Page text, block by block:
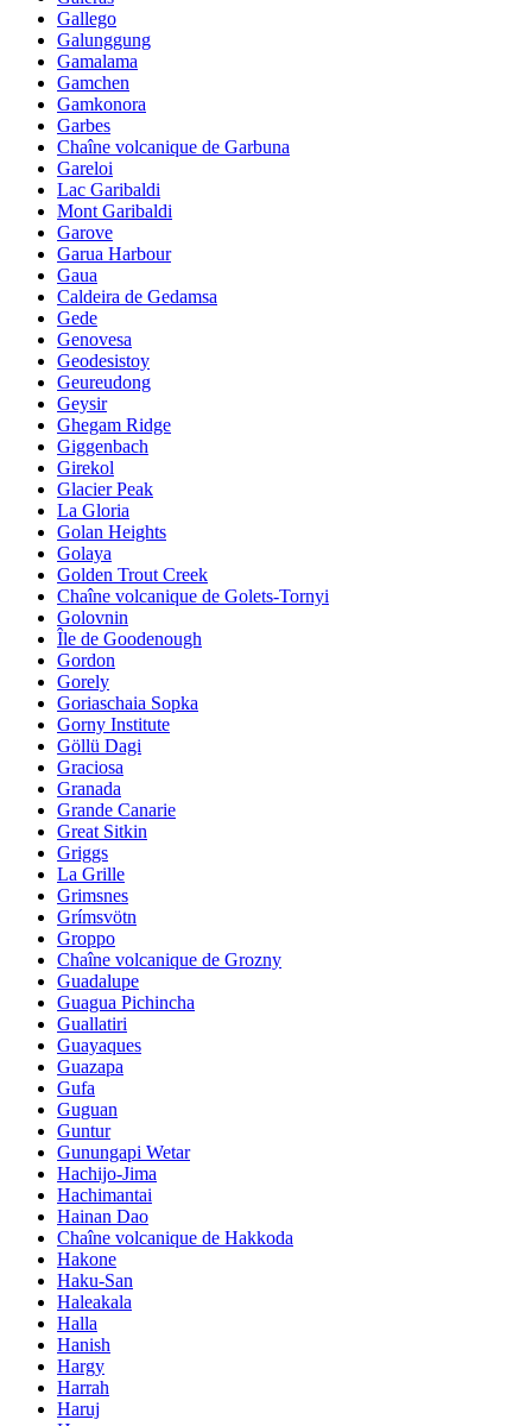
Gallego
Galunggung
Gamalama
Gamchen
Gamkonora
Garbes
Chaîne volcanique de Garbuna
Gareloi
Lac Garibaldi
Mont Garibaldi
Garove
Garua Harbour
Gaua
Caldeira de Gedamsa
Gede
Genovesa
Geodesistoy
Geureudong
Geysir
Ghegam Ridge
Giggenbach
Girekol
Glacier Peak
La Gloria
Golan Heights
Golaya
Golden Trout Creek
Chaîne volcanique de Golets-Tornyi
Golovnin
Île de Goodenough
Gordon
Gorely
Goriaschaia Sopka
Gorny Institute
Göllü Dagi
Graciosa
Granada
Grande Canarie
Great Sitkin
Griggs
La Grille
Grimsnes
Grímsvötn
Groppo
Chaîne volcanique de Grozny
Guadalupe
Guagua Pichincha
Guallatiri
Guayaques
Guazapa
Gufa
Guguan
Guntur
Gunungapi Wetar
Hachijo-Jima
Hachimantai
Hainan Dao
Chaîne volcanique de Hakkoda
Hakone
Haku-San
Haleakala
Halla
Hanish
Hargy
Harrah
Haruj